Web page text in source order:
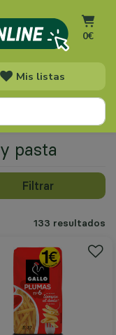
Mis listas
0€
pasta
Filtrar
133 resultados